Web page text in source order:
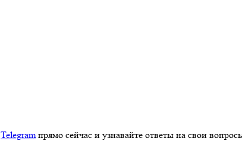
Telegramпрямо сейчас и узнавайте ответы на свои